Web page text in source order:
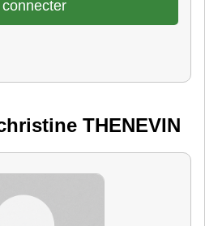
THENEVIN